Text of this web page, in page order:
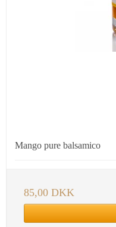
Mango pure balsamico
85,00 DKK